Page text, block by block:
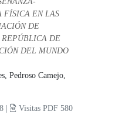
FÍSICA EN LAS
DE
REPÚBLICA DE
DEL MUNDO
Pedroso Camejo,
|
Visitas PDF 580